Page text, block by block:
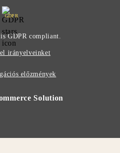
GDPR
GDPR compliant.
irányelveinket
előzmények
Solution